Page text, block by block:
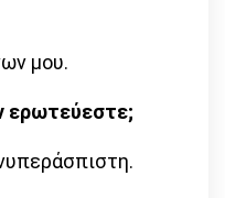
μου.
ερωτεύεστε;